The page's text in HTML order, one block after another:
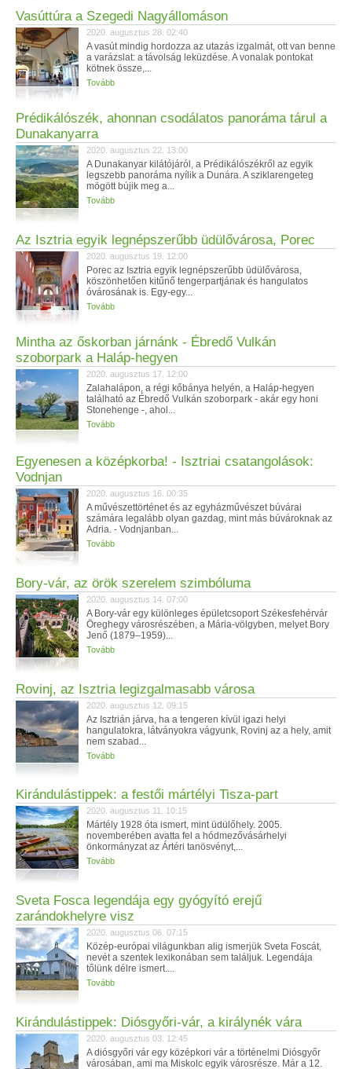
Vasúttúra a Szegedi Nagyállomáson
2020. augusztus 28. 02:40
A vasút mindig hordozza az utazás izgalmát, ott van benne
a varázslat: a távolság leküzdése. A vonalak pontokat
kötnek össze,...
Tovább
Prédikálószék, ahonnan csodálatos panoráma tárul a
Dunakanyarra
2020. augusztus 22. 13:00
A Dunakanyar kilátójáról, a Prédikálószékről az egyik
legszebb panoráma nyílik a Dunára. A sziklarengeteg
mögött bújik meg a...
Tovább
Az Isztria egyik legnépszerűbb üdülővárosa, Porec
2020. augusztus 19. 12:00
Porec az Isztria egyik legnépszerűbb üdülővárosa,
köszönhetően kitűnő tengerpartjának és hangulatos
óvárosának is. Egy-egy...
Tovább
Mintha az őskorban járnánk - Ébredő Vulkán
szoborpark a Haláp-hegyen
2020. augusztus 17. 12:00
Zalahalápon, a régi kőbánya helyén, a Haláp-hegyen
található az Ébredő Vulkán szoborpark - akár egy honi
Stonehenge -, ahol...
Tovább
Egyenesen a középkorba! - Isztriai csatangolások:
Vodnjan
2020. augusztus 16. 00:35
A művészettörténet és az egyházművészet búvárai
számára legalább olyan gazdag, mint más búvároknak az
Adria. - Vodnjanban...
Tovább
Bory-vár, az örök szerelem szimbóluma
2020. augusztus 14. 07:00
A Bory-vár egy különleges épületcsoport Székesfehérvár
Öreghegy városrészében, a Mária-völgyben, melyet Bory
Jenő (1879–1959)...
Tovább
Rovinj, az Isztria legizgalmasabb városa
2020. augusztus 12. 09:15
Az Isztrián járva, ha a tengeren kívül igazi helyi
hangulatokra, látványokra vágyunk, Rovinj az a hely, amit
nem szabad...
Tovább
Kirándulástippek: a festői mártélyi Tisza-part
2020. augusztus 11. 10:15
Mártély 1928 óta ismert, mint üdülőhely. 2005.
novemberében avatta fel a hódmezővásárhelyi
önkormányzat az Ártéri tanösvényt,...
Tovább
Sveta Fosca legendája egy gyógyító erejű
zarándokhelyre visz
2020. augusztus 06. 07:15
Közép-európai világunkban alig ismerjük Sveta Foscát,
nevét a szentek lexikonában sem találjuk. Legendája
tőlünk délre ismert....
Tovább
Kirándulástippek: Diósgyőri-vár, a királynék vára
2020. augusztus 03. 12:45
A diósgyőri vár egy középkori vár a történelmi Diósgyőr
városában, ami ma Miskolc egyik városrésze. Már a 12.